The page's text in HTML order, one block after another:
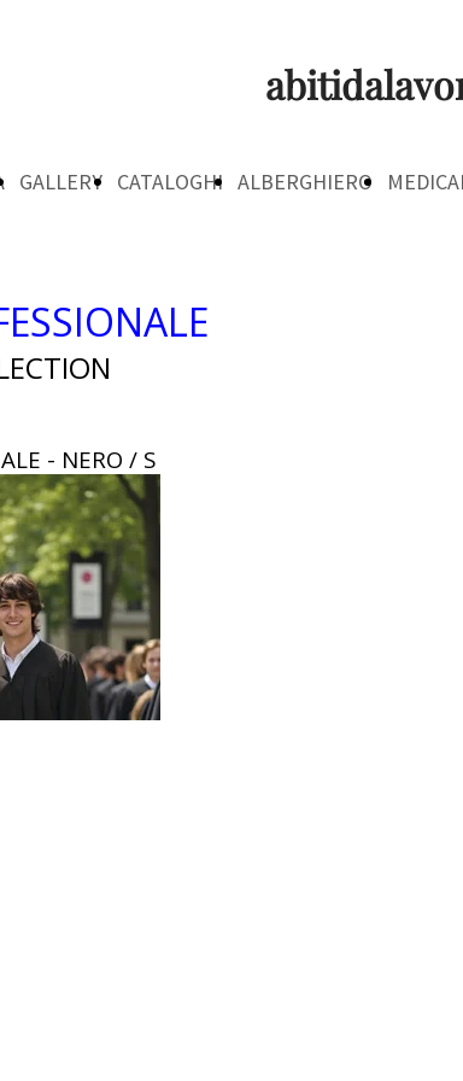
GALLERY CATALOGHI ALBERGHIERO
- NERO / S